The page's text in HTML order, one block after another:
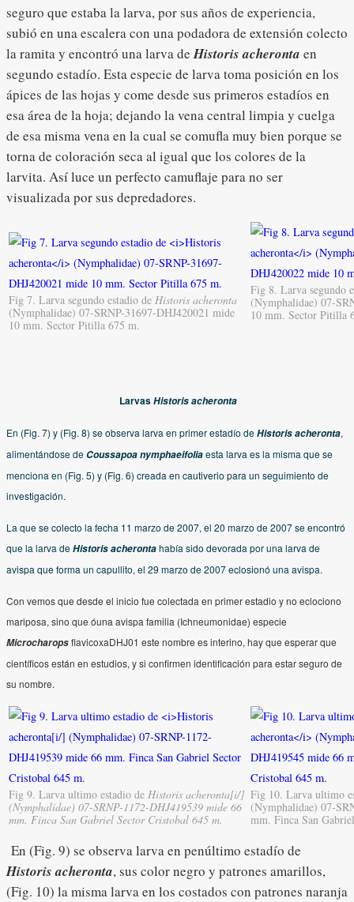
seguro que estaba la larva, por sus años de experiencia,
subió en una escalera con una podadora de extensión colecto
la ramita y encontró una larva deHistoris acheronta en
segundo estadío. Esta especie de larva toma posición en los
ápices de las hojas y come desde sus primeros estadíos en
esa área de la hoja; dejando la vena central limpia y cuelga
de esa misma vena en la cual se comufla muy bien porque se
torna de coloración seca al igual que los colores de la
larvita. Así luce un perfecto camuflaje para no ser
visualizada por sus depredadores.
Fig 7. Larva segundo estadio de Historis acheronta
(Nymphalidae) 07-SRNP-31697-DHJ420021 mide
10 mm. Sector Pitilla 675 m.
Fig 8. Larva segundo
(Nymphalidae) 07-
10 mm. Sector Pitilla
LarvasHistoris acheronta
En (Fig. 7) y (Fig. 8) se observa larva en primer estadío deHistoris acheronta,
alimentándose deCoussapoa nymphaeifoliaesta larva es la misma que se
menciona en (Fig. 5) y (Fig. 6) creada en cautiverio para un seguimiento de
investigación.
La que se colecto la fecha 11 marzo de 2007, el 20 marzo de 2007 se encontró
que la larva deHistoris acherontahabía sido devorada por una larva de
avispa que forma un capullito, el 29 marzo de 2007 eclosionó una avispa.
Con vemos que desde el inicio fue colectada en primer estadio y no eclociono
mariposa, sino que óuna avispa familia (Ichneumonidae) especie
MicrocharopsflavicoxaDHJ01 este nombre es interino, hay que esperar que
científicos están en estudios, y si confirmen identificación para estar seguro de
su nombre.
Fig 9. Larva ultimo estadio de Historis acheronta[i/]
(Nymphalidae) 07-SRNP-1172-DHJ419539 mide 66
mm. Finca San Gabriel Sector Cristobal 645 m.
Fig 10. Larva ultimo
(Nymphalidae) 07-
mm. Finca San
En (Fig. 9) se observa larva en penúltimo estadío de
Historis acheronta, sus color negro y patrones amarillos,
(Fig. 10) la misma larva en los costados con patrones naranja